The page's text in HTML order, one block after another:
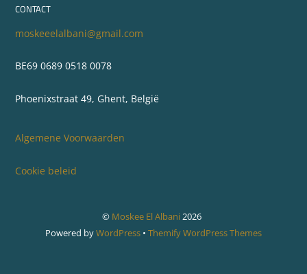
CONTACT
moskeeelalbani@gmail.com
BE69 0689 0518 0078
Phoenixstraat 49, Ghent, België
Algemene Voorwaarden
Cookie beleid
© Moskee El Albani2026
Powered byWordPress • Themify WordPress Themes